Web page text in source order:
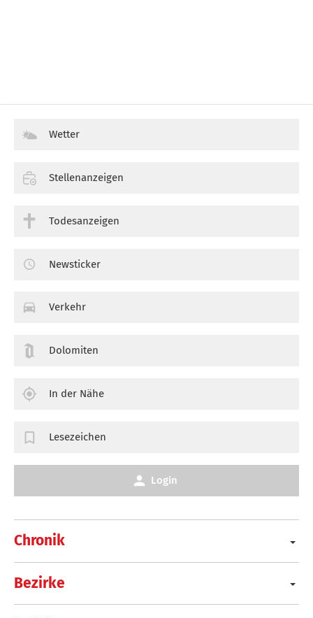
Chronik
Bezirke
Wetter
Stellenanzeigen
Todesanzeigen
Newsticker
Verkehr
Dolomiten
In der Nähe
Lesezeichen
Login